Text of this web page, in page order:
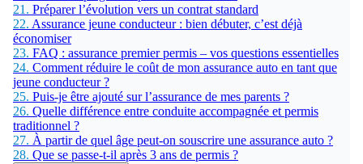
21. Préparer l’évolution vers un contrat standard
22. Assurance jeune conducteur : bien débuter, c’est déjà
économiser
23. FAQ : assurance premier permis – vos questions essentielles
24. Comment réduire le coût de mon assurance auto en tant que
jeune conducteur ?
25. Puis-je être ajouté sur l’assurance de mes parents ?
26. Quelle différence entre conduite accompagnée et permis
traditionnel ?
27. À partir de quel âge peut-on souscrire une assurance auto ?
28. Que se passe-t-il après 3 ans de permis ?